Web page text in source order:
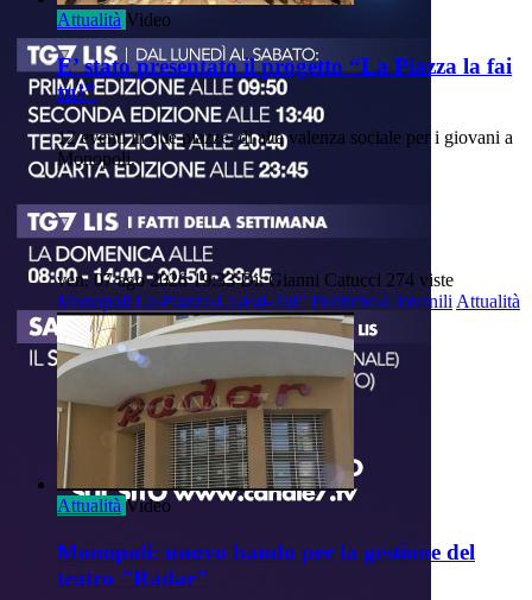
Attualità Video
E’ stato presentato il progetto “La Piazza la fai
tu!”
12 eventi in due piazze, di alta valenza sociale per i giovani a
Monopoli.
ven, 07 ago 2026 19:33 Di: Gianni Catucci 274 viste
Monopoli La-Piazza-La-Fai-Tu!” Politiche-Giovanili Attualità
Attualità Video
Monopoli: nuovo bando per la gestione del
teatro "Radar"